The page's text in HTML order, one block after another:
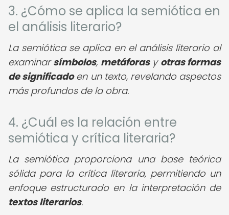
3. ¿Cómo se aplica la semiótica en
el análisis literario?
La semiótica se aplica en el análisis literario al
examinarsímbolos, metáforasy otras formas
de significadoen un texto, revelando aspectos
más profundos de la obra.
4. ¿Cuál es la relación entre
semiótica y crítica literaria?
La semiótica proporciona una base teórica
sólida para la crítica literaria, permitiendo un
enfoque estructurado en la interpretación de
textos literarios.